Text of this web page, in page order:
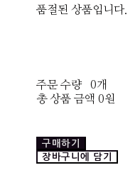
품절된 상품입니다.
주문 수량
0개
총 상품 금액 0원
구매하기
장바구니에 담기